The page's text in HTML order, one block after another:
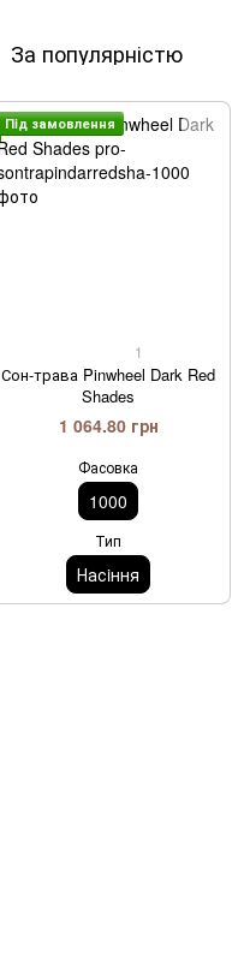
За популярністю
Пiд замовлення
1
Сон-трава Pinwheel Dark Red
Shades
1 064.80 грн
Фасовка
1000
Тип
Насiння